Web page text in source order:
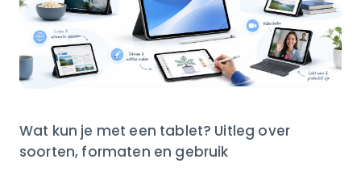
Wat kun je met een tablet? Uitleg over
soorten, formaten en gebruik